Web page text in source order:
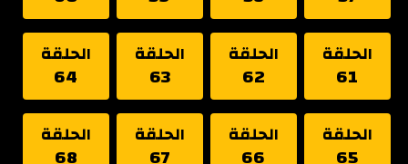
الحلقة
61
الحلقة
62
الحلقة
63
الحلقة
64
الحلقة
65
الحلقة
66
الحلقة
67
الحلقة
68